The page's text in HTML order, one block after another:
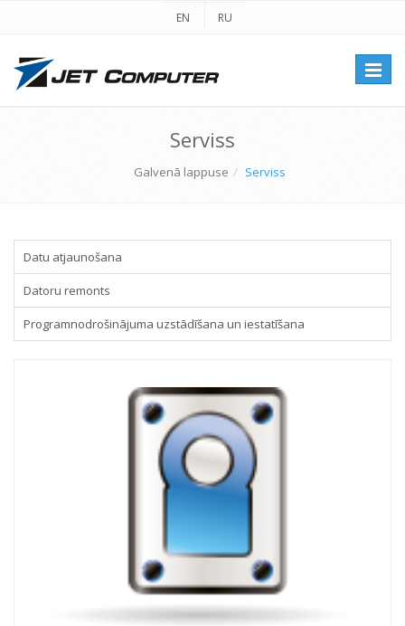
EN RU
Serviss
Galvenā lappuse Serviss
Datu atjaunošana
Datoru remonts
Programnodrošinājuma uzstādīšana un iestatīšana